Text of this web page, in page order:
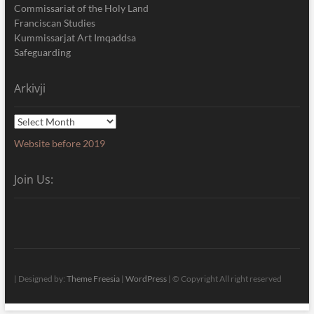
Commissariat of the Holy Land
Franciscan Studies
Kummissarjat Art Imqaddsa
Safeguarding
Arkivji
Arkivji
Website before 2019
Join Us:
| Designed by: Theme Freesia| WordPress| © Copyright All right reserved